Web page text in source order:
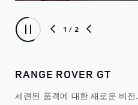
1 / 2
RANGE ROVER GT
세련된 품격에 대한 새로운 비전.